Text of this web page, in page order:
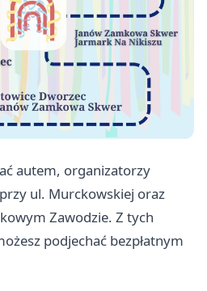
autem, organizatorzy
ul. Murckowskiej oraz
Zawodzie. Z tych
podjechać bezpłatnym